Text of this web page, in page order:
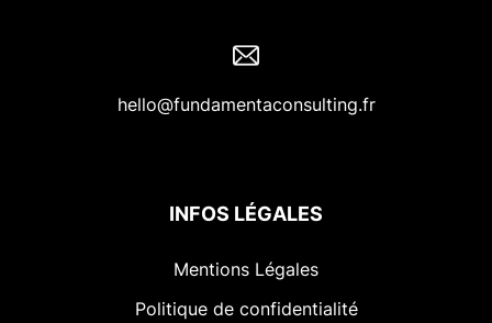
hello@fundamentaconsulting.fr
INFOS LÉGALES
Mentions Légales
Politique de confidentialité